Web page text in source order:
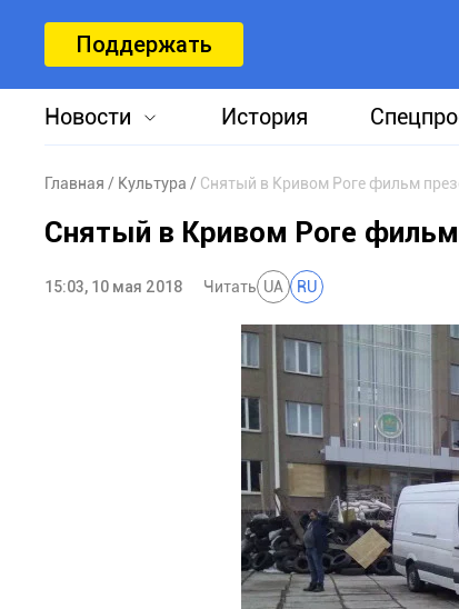
Поддержать
Новости История
Главная Культура Снятый в Кривом Роге фильм
Снятый в Кривом Роге
15:03, 10 мая 2018 Читать UA RU